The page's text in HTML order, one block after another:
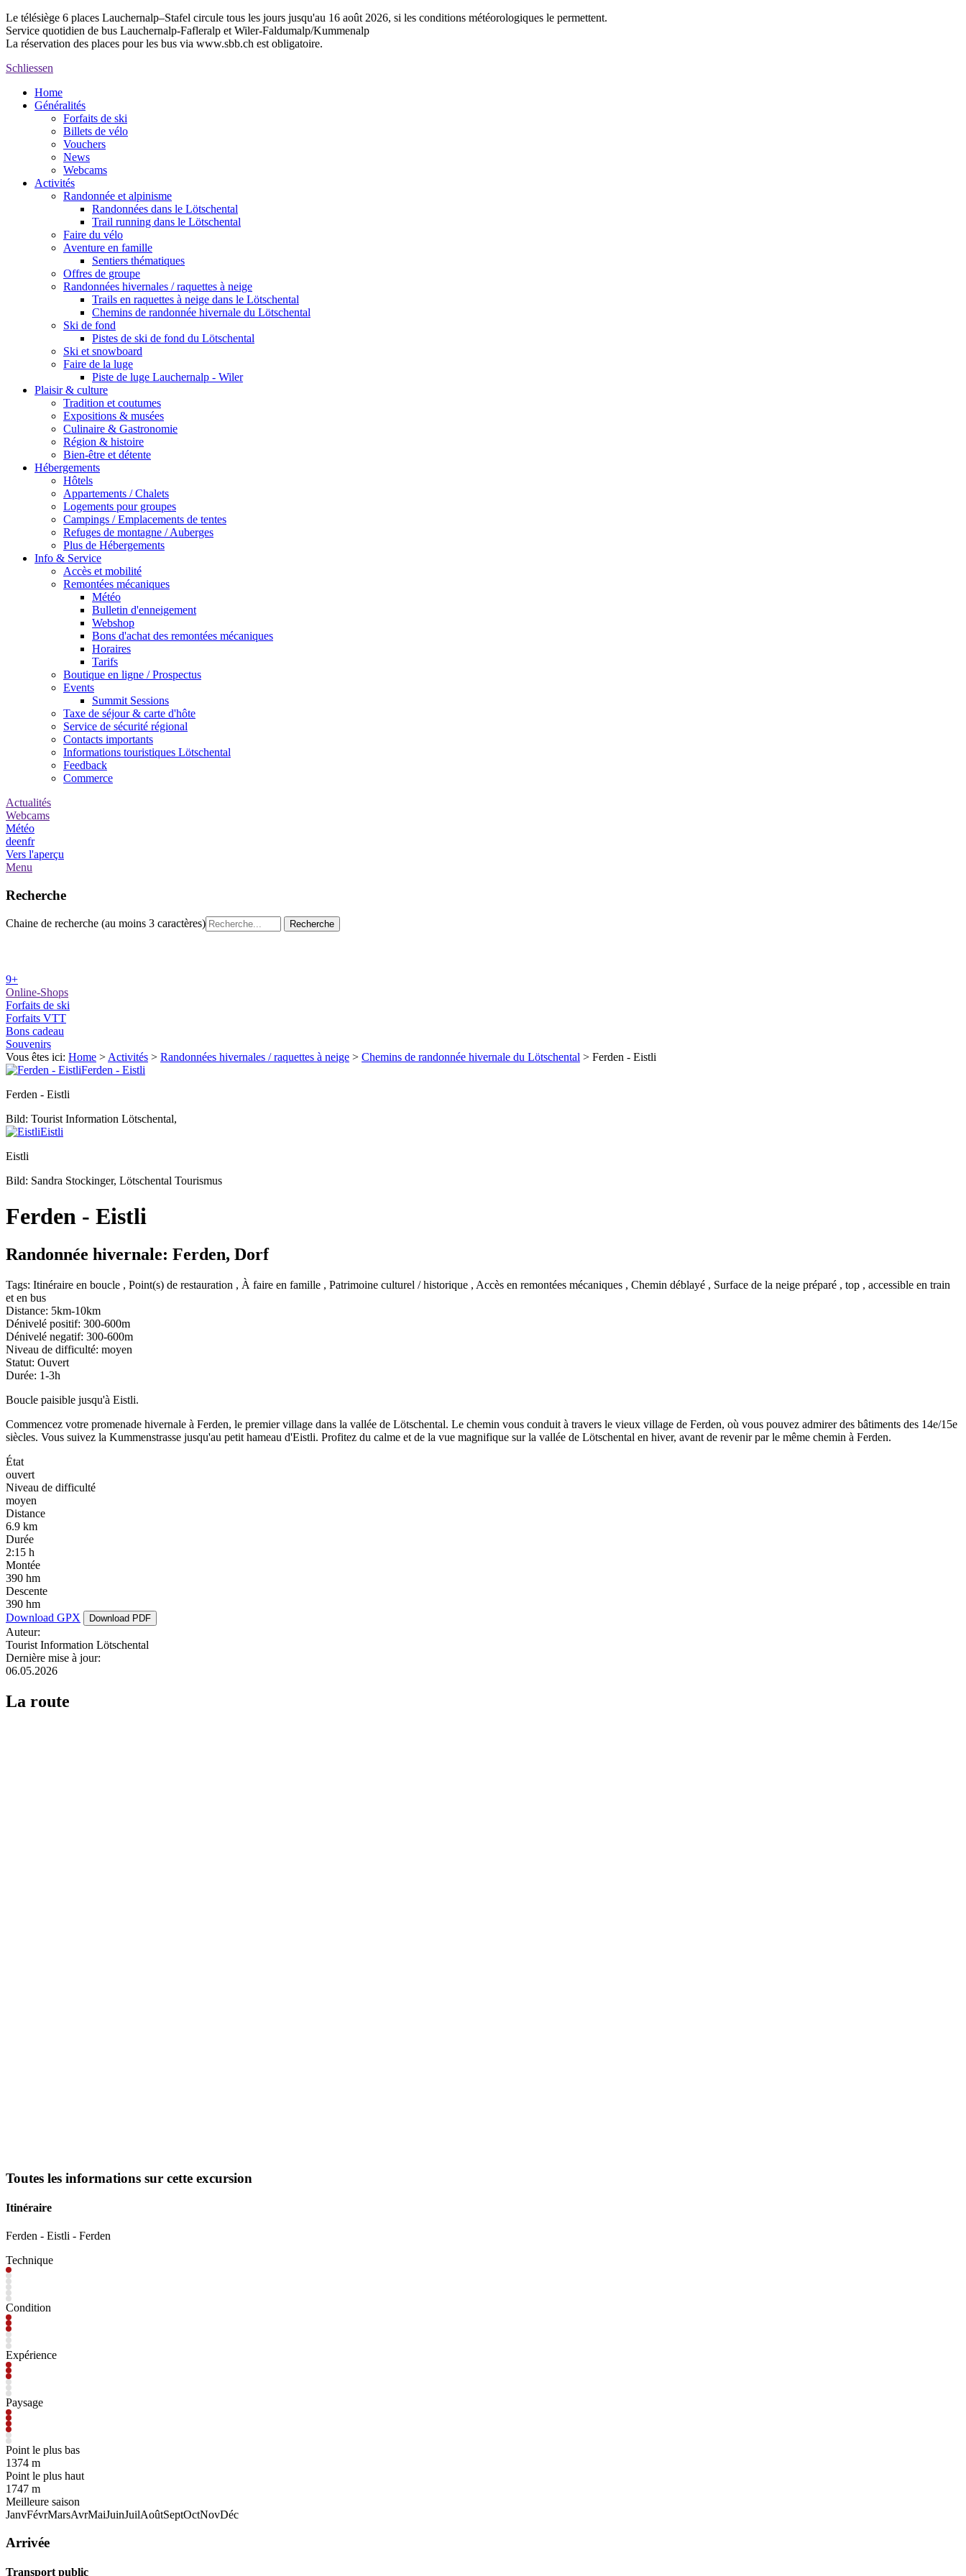
Le télésiège 6 places Lauchernalp–Stafel circule tous les jours jusqu'au 16 août 2026, si les conditions météorologiques le permettent.
Service quotidien de bus Lauchernalp-Fafleralp et Wiler-Faldumalp/Kummenalp
La réservation des places pour les bus via www.sbb.ch est obligatoire.
Schliessen
Home
Généralités
Forfaits de ski
Billets de vélo
Vouchers
News
Webcams
Activités
Randonnée et alpinisme
Randonnées dans le Lötschental
Trail running dans le Lötschental
Faire du vélo
Aventure en famille
Sentiers thématiques
Offres de groupe
Randonnées hivernales / raquettes à neige
Trails en raquettes à neige dans le Lötschental
Chemins de randonnée hivernale du Lötschental
Ski de fond
Pistes de ski de fond du Lötschental
Ski et snowboard
Faire de la luge
Piste de luge Lauchernalp - Wiler
Plaisir & culture
Tradition et coutumes
Expositions & musées
Culinaire & Gastronomie
Région & histoire
Bien-être et détente
Hébergements
Hôtels
Appartements / Chalets
Logements pour groupes
Campings / Emplacements de tentes
Refuges de montagne / Auberges
Plus de Hébergements
Info & Service
Accès et mobilité
Remontées mécaniques
Météo
Bulletin d'enneigement
Webshop
Bons d'achat des remontées mécaniques
Horaires
Tarifs
Boutique en ligne / Prospectus
Events
Summit Sessions
Taxe de séjour & carte d'hôte
Service de sécurité régional
Contacts importants
Informations touristiques Lötschental
Feedback
Commerce
Actualités
Webcams
Météo
deenfr
Vers l'aperçu
Menu
Recherche
Chaine de recherche (au moins 3 caractères)
9+
Online-Shops
Forfaits de ski
Forfaits VTT
Bons cadeau
Souvenirs
Vous êtes ici: Home >Activités > Randonnées hivernales / raquettes à neige > Chemins de randonnée hivernale du Lötschental > Ferden - Eistli
Ferden - Eistli
Ferden - Eistli
Bild: Tourist Information Lötschental,
Eistli
Eistli
Bild: Sandra Stockinger, Lötschental Tourismus
Ferden - Eistli
Randonnée hivernale: Ferden, Dorf
Tags: Itinéraire en boucle , Point(s) de restauration , À faire en famille , Patrimoine culturel / historique , Accès en remontées mécaniques , Chemin déblayé , Surface de la neige préparé , top , accessible en train
et en bus
Distance: 5km-10km
Dénivelé positif: 300-600m
Dénivelé negatif: 300-600m
Niveau de difficulté: moyen
Statut: Ouvert
Durée: 1-3h
Boucle paisible jusqu'à Eistli.
Commencez votre promenade hivernale à Ferden, le premier village dans la vallée de Lötschental. Le chemin vous conduit à travers le vieux village de Ferden, où vous pouvez admirer des bâtiments des 14e/15e
siècles. Vous suivez la Kummenstrasse jusqu'au petit hameau d'Eistli. Profitez du calme et de la vue magnifique sur la vallée de Lötschental en hiver, avant de revenir par le même chemin à Ferden.
État
ouvert
Niveau de difficulté
moyen
Distance
6.9 km
Durée
2:15 h
Montée
390 hm
Descente
390 hm
Download GPX
Download PDF
Auteur:
Tourist Information Lötschental
Dernière mise à jour:
06.05.2026
La route
Toutes les informations sur cette excursion
Itinéraire
Ferden - Eistli - Ferden
Technique
Condition
Expérience
Paysage
Point le plus bas
1374 m
Point le plus haut
1747 m
Meilleure saison
JanvFévrMarsAvrMaiJuinJuilAoûtSeptOctNovDéc
Arrivée
Transport public